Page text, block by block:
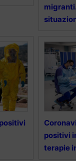
positivi
terapie